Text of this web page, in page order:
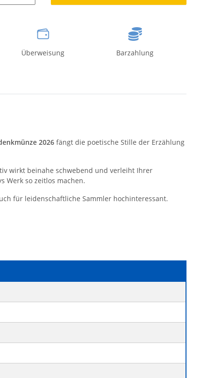
Überweisung Barzahlung
2026 fängt die poetische Stille der Erzählung
wirkt beinahe schwebend und verleiht Ihrer
Werk so zeitlos machen.
für leidenschaftliche Sammler hochinteressant.